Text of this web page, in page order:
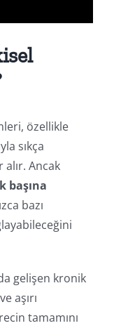
özellikle
sıkça
alır. Ancak
başına
bazı
gelişen kronik
aşırı
tamamını